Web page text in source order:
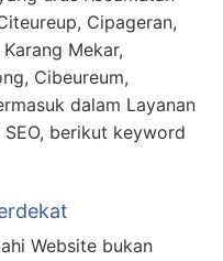
Cipageran,
Mekar,
Cibeureum,
dalam Layanan
berikut keyword
Website bukan